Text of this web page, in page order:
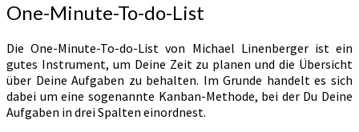
One-Minute-To-do-List
Die One-Minute-To-do-List von Michael Linenberger ist ein
gutes Instrument, um Deine Zeit zu planen und die Übersicht
über Deine Aufgaben zu behalten. Im Grunde handelt es sich
dabei um eine sogenannte Kanban-Methode, bei der Du Deine
Aufgaben in drei Spalten einordnest.